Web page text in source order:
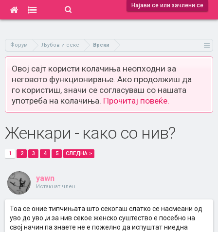
Најави се или зачлени се
Форум Љубов и секс Врски
Овој сајт користи колачиња неопходни за
неговото функционирање. Ако продолжиш да
го користиш, значи се согласуваш со нашата
употреба на колачиња. Прочитај повеќе.
Женкари - како со нив?
1 2 3 4 5 СЛЕДНА >
yawn
Истакнат член
Тоа се оние типчињата што секогаш слатко се насмеани од
уво до уво ,и за нив секое женско суштество е посебно на
свој начин па знаете не е пожелно да испуштат ниедна